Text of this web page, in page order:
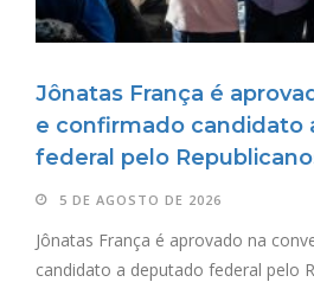
Jônatas França é
e confirmado candidato
federal pelo
5 DE AGOSTO DE 2026
Jônatas França é aprovado na
candidato a deputado federal pelo